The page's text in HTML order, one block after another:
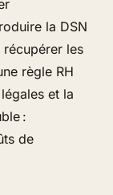
la DSN
récupérer les
règle RH
et la
:
de